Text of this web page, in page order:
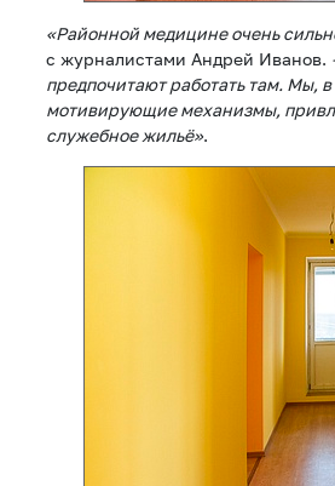
«Районной медицине очень
с журналистами Андрей Иванов.
предпочитают работать там. Мы,
мотивирующие механизмы,
служебное жильё».